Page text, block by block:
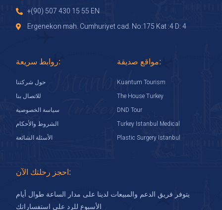
+(90) 507 430 15 55 EN
Ergenekon mah. Cumhuriyet cad. No:175 Kat :4 D: 4
روابط سريعة:
حول شركتنا
للاتصال بنا
سياسة الخصوصية
الشروط والأحكام
الأسئلة الشائعة
مواقع صديقة:
Kuantum Tourism
The House Turkey
DND Tour
Turkey Istanbul Medical
Plastic Surgery Istanbul
احجز رحلتك الآن:
يتوفر فريق الدعم والمبيعات لدينا على مدار الساعة طوال أيام
الأسبوع للرد على استفساراتك